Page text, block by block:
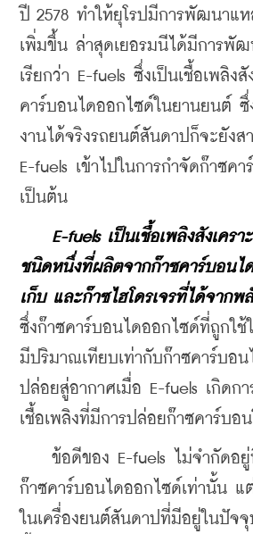
ปี 2578 ทำให้ยุโรปมีการพัฒนาแ
เพิ่มขึ้น ล่าสุดเยอรมนีได้มีการพั
เรียกว่า E-fuels ซึ่งเป็นเชื้อเพลิงสั
คาร์บอนไดออกไซด์ในยานยนต์ ซึ่
งานได้จริงรถยนต์สันดาปก็จะยังส
E-fuels เข้าไปในการกำจัดก๊าซค
เป็นต้น
E-fuels เป็นเชื้อเพลิงสังเคร
ชนิดหนึ่งที่ผลิตจากก๊าซคาร์บอนไ
เก็บ และก๊าซไฮโดรเจรที่ได้จากพ
ซึ่งก๊าซคาร์บอนไดออกไซด์ที่ถูกใช้
มีปริมาณเทียบเท่ากับก๊าซคาร์บอ
ปล่อยสู่อากาศเมื่อ E-fuels เกิดกา
เชื้อเพลิงที่มีการปล่อยก๊าซคาร์บอ
ข้อดีของ E-fuels ไม่จำกัดอยู่
ก๊าซคาร์บอนไดออกไซด์เท่านั้น แ
ในเครื่องยนต์สันดาปที่มีอยู่ในปัจ